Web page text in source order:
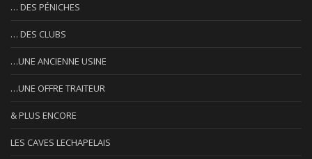
… DES PÉNICHES
… DES CLUBS
…UNE ANCIENNE USINE
…UNE OFFRE TRAITEUR
& PLUS ENCORE
LES CAVES LECHAPELAIS